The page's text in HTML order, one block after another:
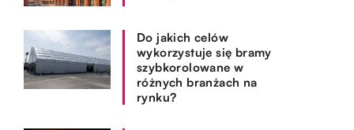
Do jakich celów
wykorzystuje się bramy
szybkorolowane w
różnych branżach na
rynku?